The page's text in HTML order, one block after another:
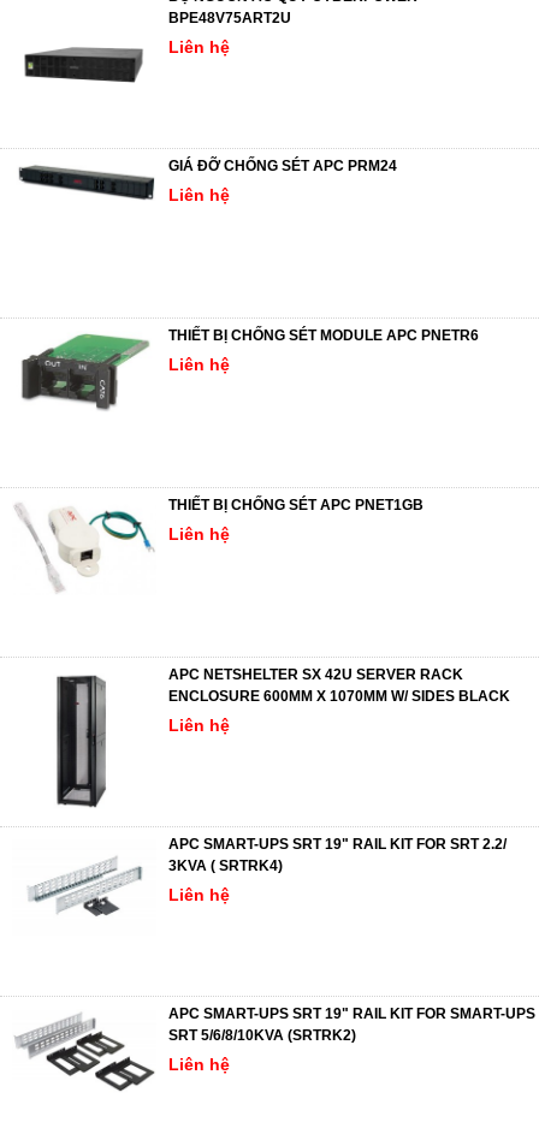
BPE48V75ART2U
Liên hệ
GIÁ ĐỠ CHỐNG SÉT APC PRM24
Liên hệ
THIẾT BỊ CHỐNG SÉT MODULE APC PNETR6
Liên hệ
THIẾT BỊ CHỐNG SÉT APC PNET1GB
Liên hệ
APC NETSHELTER SX 42U SERVER RACK
ENCLOSURE 600MM X 1070MM W/ SIDES BLACK
Liên hệ
APC SMART-UPS SRT 19" RAIL KIT FOR SRT 2.2/
3KVA ( SRTRK4)
Liên hệ
APC SMART-UPS SRT 19" RAIL KIT FOR SMART-UPS
SRT 5/6/8/10KVA (SRTRK2)
Liên hệ